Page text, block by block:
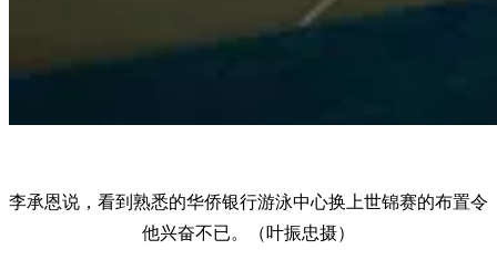
李承恩说，看到熟悉的华侨银行游泳中心换上世锦赛的布置令
他兴奋不已。（叶振忠摄）